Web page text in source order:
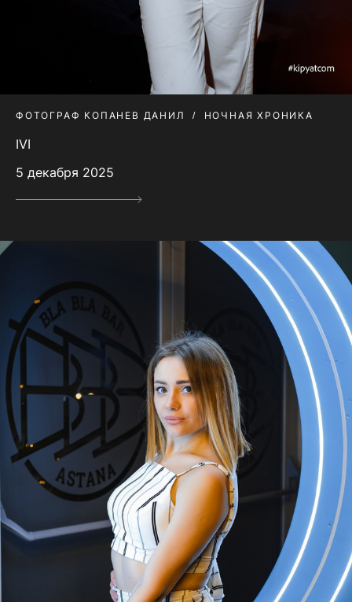
ФОТОГРАФ КОПАНЕВ ДАНИЛ НОЧНАЯ ХРОНИКА
IVI
5 декабря 2025